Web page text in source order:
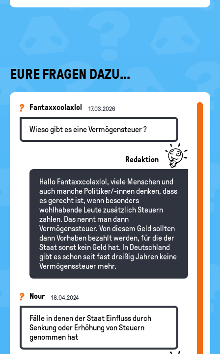
EURE FRAGEN DAZU...
Fantaxxcolaxlol 17.03.2026
Wieso gibt es eine Vermögensteuer ?
Redaktion
Hallo Fantaxxcolaxlol, viele Menschen und
auch manche Politiker/-innen denken, dass
es gerecht ist, wenn besonders
wohlhabende Leute zusätzlich Steuern
zahlen. Das nennt man dann
Vermögenssteuer. Von diesem Geld sollten
dann Vorhaben bezahlt werden, für die der
Staat sonst kein Geld hat. In Deutschland
gibt es schon seit fast dreißig Jahren keine
Vermögenssteuer mehr.
Nour 18.04.2024
Fälle in denen der Staat Einfluss durch
Senkung oder Erhöhung von Steuern
genommen hat